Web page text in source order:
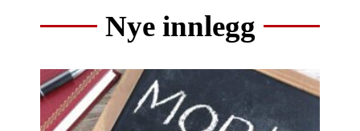
Nye innlegg